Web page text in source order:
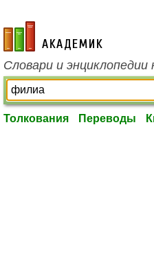
academic.ru
Словари и энциклопедии
Толкования Переводы